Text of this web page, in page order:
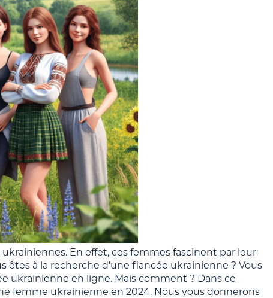
En effet, ces femmes fascinent par leur
à la recherche d’une fiancée ukrainienne ? Vous
ukrainienne en ligne. Mais comment ? Dans ce
femme ukrainienne en 2024. Nous vous donnerons